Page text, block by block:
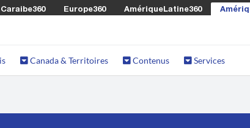
Caraibe360 Europe360 AmériqueLatine360
Canada & Territoires Contenus Services